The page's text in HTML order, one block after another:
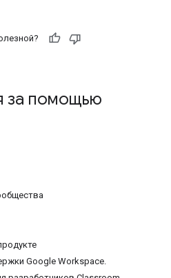
за помощью
Google Workspace.